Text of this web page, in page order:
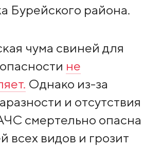
Бурейского района.
чума свиней для
не
Однако из-за
и отсутствия
смертельно опасна
всех видов и грозит